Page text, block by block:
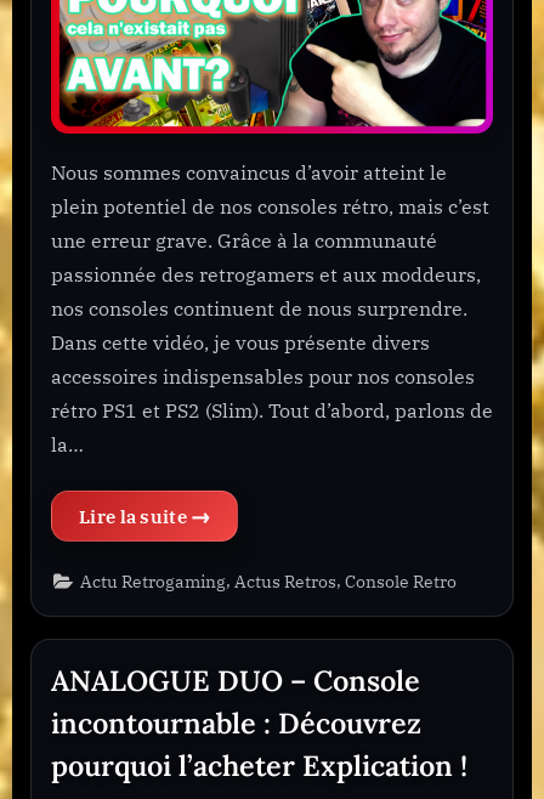
VOS
!
Nous sommes convaincus d’avoir atteint le
plein potentiel de nos consoles rétro, mais c’est
une erreur grave. Grâce à la communauté
passionnée des retrogamers et aux moddeurs,
nos consoles continuent de nous surprendre.
Dans cette vidéo, je vous présente divers
accessoires indispensables pour nos consoles
rétro PS1 et PS2 (Slim). Tout d’abord, parlons de
la…
Actu Retrogaming, Actus Retros,Console Retro
ANALOGUE DUO – Console
incontournable : Découvrez
pourquoi l’acheter Explication !